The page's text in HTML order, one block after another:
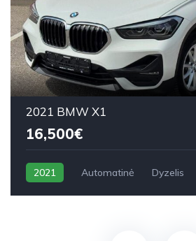
2021 BMW X1
16,500€
2021 Automatinė Dyzelis